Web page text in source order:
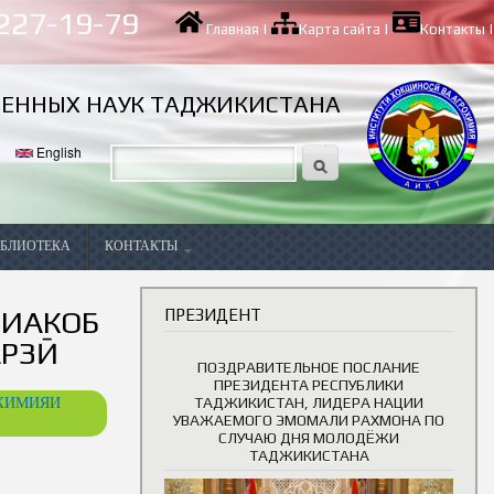
227-19-79 Главная | Карта сайта | Контакты|
НАУК ТАДЖИКИСТАНА
English
КОНТАКТЫ
ПРЕЗИДЕНТ
ПОЗДРАВИТЕЛЬНОЕ ПОСЛАНИЕ
ПРЕЗИДЕНТА РЕСПУБЛИКИ
ТАДЖИКИСТАН, ЛИДЕРА НАЦИИ
УВАЖАЕМОГО ЭМОМАЛИ РАХМОНА ПО
СЛУЧАЮ ДНЯ МОЛОДЁЖИ
ТАДЖИКИСТАНА